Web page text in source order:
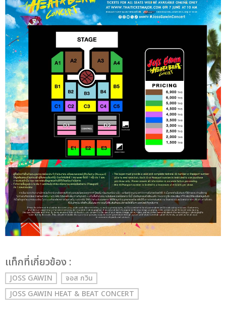
เเท็กที่เกี่ยวข้อง :
JOSS GAWIN
จอส กวิน
JOSS GAWIN HEAT & BEAT CONCERT